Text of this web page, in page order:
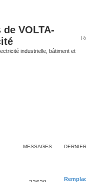
de VOLTA-
industrielle, bâtiment et
MESSAGES